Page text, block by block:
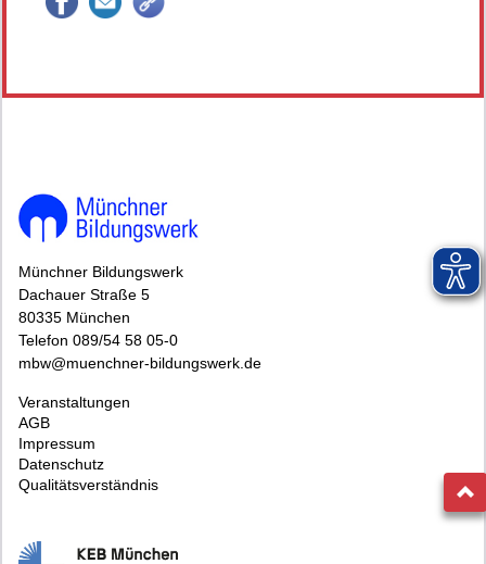
Münchner Bildungswerk
Dachauer Straße 5
80335 München
Telefon 089/54 58 05-0
mbw@muenchner-bildungswerk.de
Veranstaltungen
AGB
Impressum
Datenschutz
Qualitätsverständnis